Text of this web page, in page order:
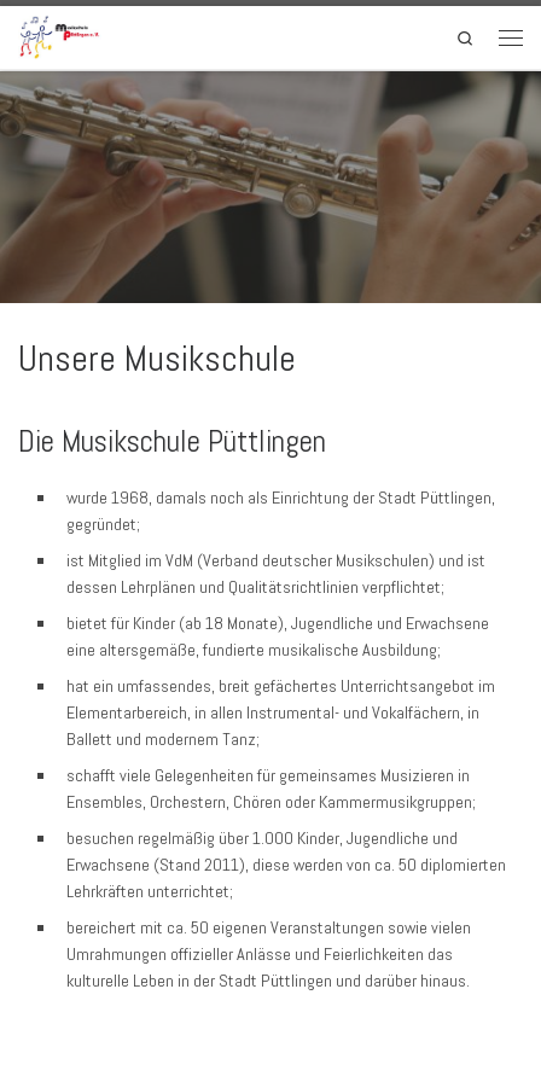
Zum Inhalt springen
Search
Unsere Musikschule
Die Musikschule Püttlingen
wurde 1968, damals noch als Einrichtung der Stadt Püttlingen,
gegründet;
ist Mitglied im VdM (Verband deutscher Musikschulen) und ist
dessen Lehrplänen und Qualitätsrichtlinien verpflichtet;
bietet für Kinder (ab 18 Monate), Jugendliche und Erwachsene
eine altersgemäße, fundierte musikalische Ausbildung;
hat ein umfassendes, breit gefächertes Unterrichtsangebot im
Elementarbereich, in allen Instrumental- und Vokalfächern, in
Ballett und modernem Tanz;
schafft viele Gelegenheiten für gemeinsames Musizieren in
Ensembles, Orchestern, Chören oder Kammermusikgruppen;
besuchen regelmäßig über 1.000 Kinder, Jugendliche und
Erwachsene (Stand 2011), diese werden von ca. 50 diplomierten
Lehrkräften unterrichtet;
bereichert mit ca. 50 eigenen Veranstaltungen sowie vielen
Umrahmungen offizieller Anlässe und Feierlichkeiten das
kulturelle Leben in der Stadt Püttlingen und darüber hinaus.